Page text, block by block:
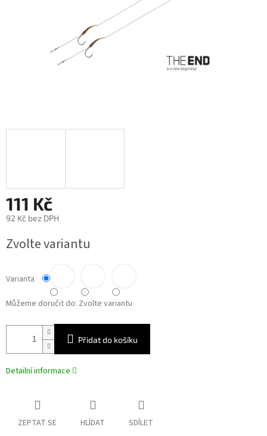
111 Kč
92 Kč bez DPH
cena:
Zvolte variantu
Varianta
Můžeme doručit do: Zvolte variantu
Přidat do košíku
Detailní informace
ZEPTAT SE HLÍDAT SDÍLET